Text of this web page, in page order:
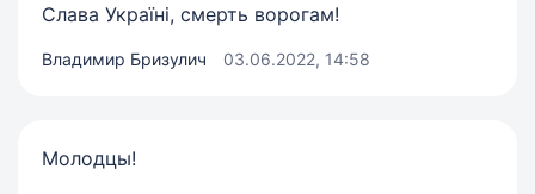
Слава Україні, смерть ворогам!
Владимир Бризулич 03.06.2022, 14:58
Молодцы!